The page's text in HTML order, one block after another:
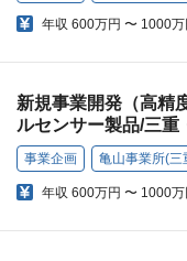
年収 600万円 〜 1000万
新規事業開発（高精
ルセンサー製品/三重
事業企画 亀山事業所(三
年収 600万円 〜 1000万